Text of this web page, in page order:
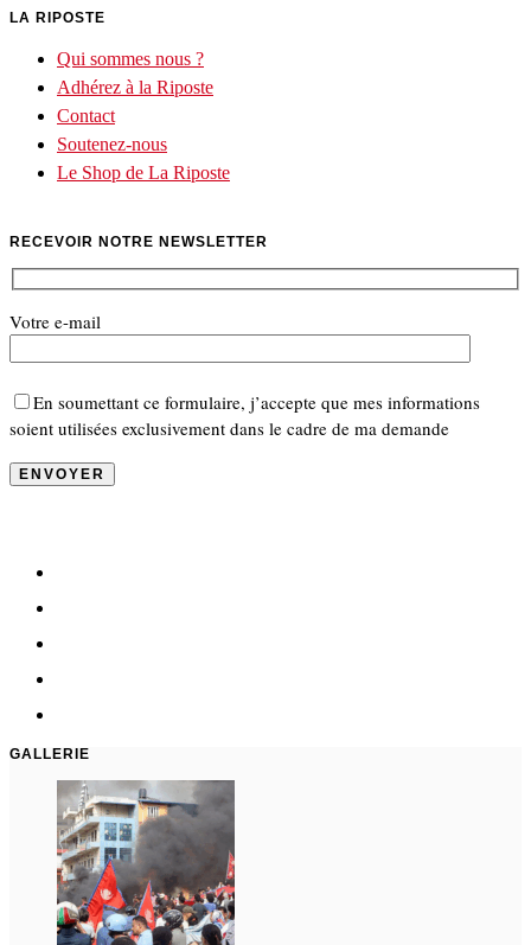
LA RIPOSTE
Qui sommes nous ?
Adhérez à la Riposte
Contact
Soutenez-nous
Le Shop de La Riposte
RECEVOIR NOTRE NEWSLETTER
Votre e-mail
En soumettant ce formulaire, j’accepte que mes informations
soient utilisées exclusivement dans le cadre de ma demande
GALLERIE